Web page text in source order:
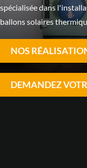
spécialisée dans
ballons solaires
NOS
DEMANDEZ